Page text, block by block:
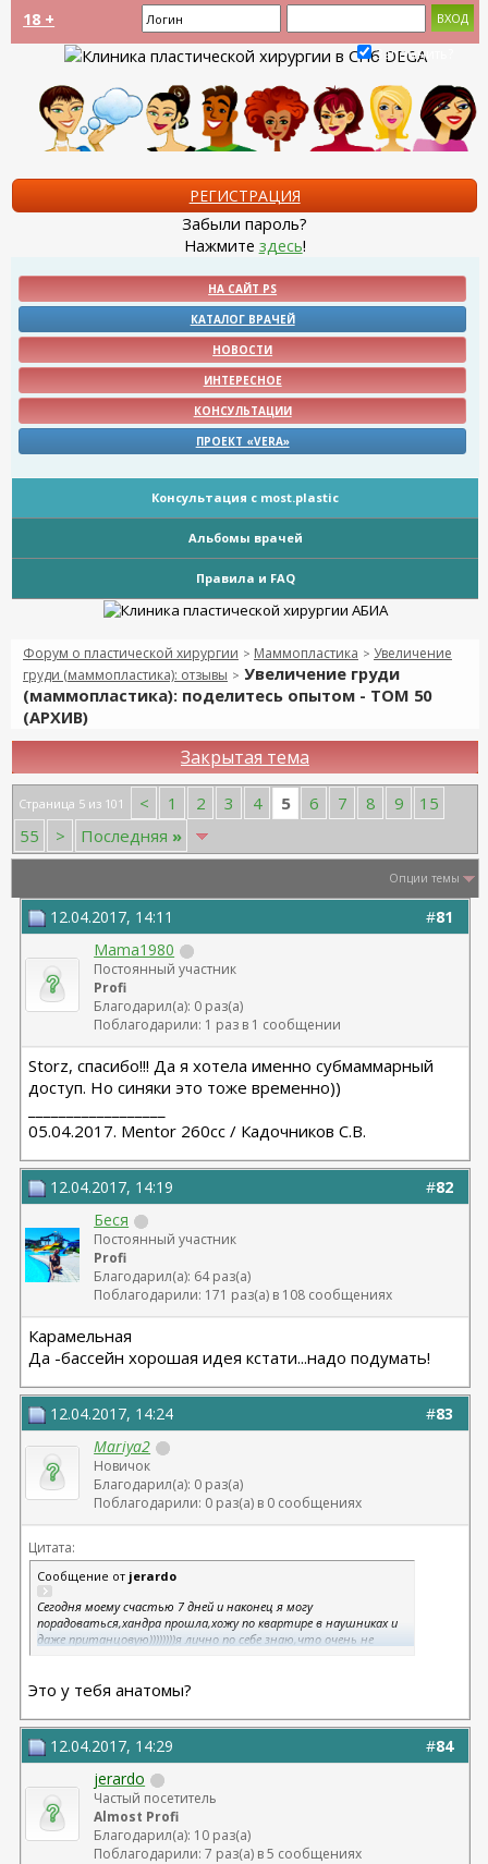
18 +
Запомнить?
РЕГИСТРАЦИЯ
Забыли пароль?
Нажмите здесь!
НА САЙТ PS
КАТАЛОГ ВРАЧЕЙ
НОВОСТИ
ИНТЕРЕСНОЕ
КОНСУЛЬТАЦИИ
ПРОЕКТ «VERA»
Консультация с most.plastic
Альбомы врачей
Правила и FAQ
Форум о пластической хирургии > Маммопластика > Увеличение
груди (маммопластика): отзывы > Увеличение груди
(маммопластика): поделитесь опытом - ТОМ 50
(АРХИВ)
Закрытая тема
Страница 5 из 101 < 1 2 3 4 5 6 7 8 9
15
55
> Последняя »
Опции темы
#81
12.04.2017, 14:11
Mama1980
Постоянный участник
Profi
Благодарил(а): 0 раз(а)
Поблагодарили: 1 раз в 1 сообщении
Storz, спасибо!!! Да я хотела именно субмаммарный
доступ. Но синяки это тоже временно))
05.04.2017. Mentor 260cc / Кадочников С.В.
#82
12.04.2017, 14:19
Беся
Постоянный участник
Profi
Благодарил(а): 64 раз(а)
Поблагодарили: 171 раз(а) в 108 сообщениях
Карамельная
Да -бассейн хорошая идея кстати...надо подумать!
#83
12.04.2017, 14:24
Mariya2
Новичок
Благодарил(а): 0 раз(а)
Поблагодарили: 0 раз(а) в 0 сообщениях
Цитата:
Сообщение от jerardo
Сегодня моему счастью 7 дней и наконец я могу
порадоваться,хандра прошла,хожу по квартире в наушниках и
даже пританцовую))))))))я лично по себе знаю,что очень не
вам,девочки,я на позитиве)всем красивой груди))
Это у тебя анатомы?
#84
12.04.2017, 14:29
jerardo
Частый посетитель
Almost Profi
Благодарил(а): 10 раз(а)
Поблагодарили: 7 раз(а) в 5 сообщениях